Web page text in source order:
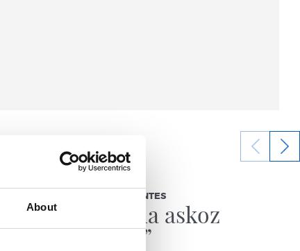
About
BEÑAT TURRIENTES
“Horrela askoz
hobeto”